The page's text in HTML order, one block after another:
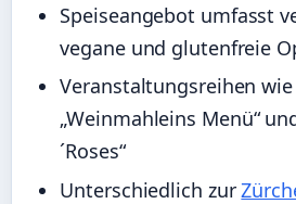
Speiseangebot umfasst
vegane und glutenfreie
Veranstaltungsreihen wie
„Weinmahleins Menü“
´Roses“
Unterschiedlich zur